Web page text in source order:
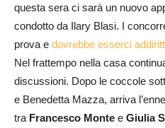
questa sera ci sarà un nuovo
condotto da Ilary Blasi. I
prova e dovrebbe esserci
Nel frattempo nella casa
discussioni. Dopo le coccole
e Benedetta Mazza, arriva
tra Francesco Monte e Giulia